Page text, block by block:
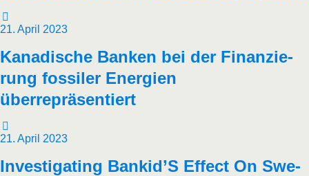
21. April 2023
Kana­di­sche Ban­ken bei der Finan­zie­
rung fos­si­ler Ener­gien
überrepräsentiert
21. April 2023
Inves­ti­ga­ting Bankid’S Effect On Swe­